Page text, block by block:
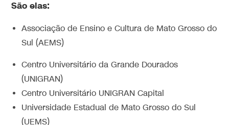
São elas:
Associação de Ensino e Cultura de Mato Grosso do
Sul (AEMS)
Centro Universitário da Grande Dourados
(UNIGRAN)
Centro Universitário UNIGRAN Capital
Universidade Estadual de Mato Grosso do Sul
(UEMS)